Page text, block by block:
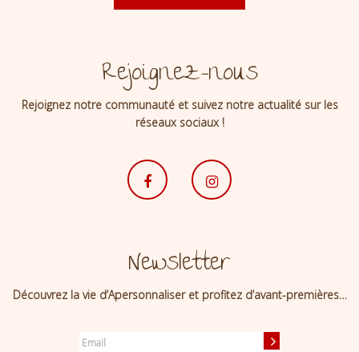
Rejoignez-nous
Rejoignez notre communauté et suivez notre actualité sur les
réseaux sociaux !
Newsletter
Découvrez la vie d’Apersonnaliser et profitez d’avant-premières…